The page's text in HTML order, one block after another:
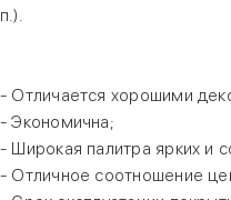
п.).
- Отличается хорошими
- Экономична;
- Широкая палитра ярких и
- Отличное соотношение